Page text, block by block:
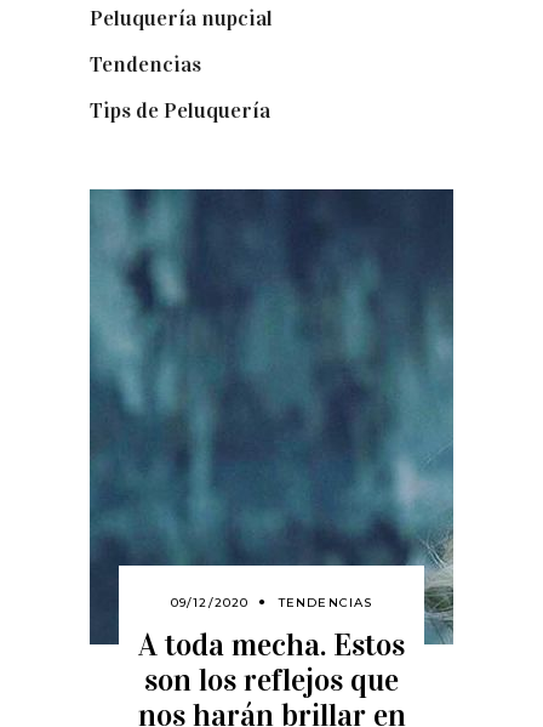
Peluquería nupcial
Tendencias
Tips de Peluquería
09/12/2020 TENDENCIAS
A toda mecha. Estos
son los reflejos que
nos harán brillar en